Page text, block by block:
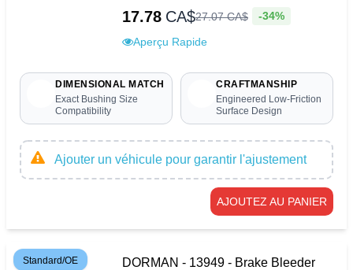
17.78 CA$27.07CA$ -34%
Aperçu Rapide
DIMENSIONAL MATCH
Exact Bushing Size
Compatibility
CRAFTMANSHIP
Engineered Low-Friction
Surface Design
Ajouter un véhicule pour garantir l'ajustement
AJOUTEZ AU PANIER
Standard/OE
DORMAN - 13949 - Brake Bleeder